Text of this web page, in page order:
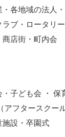
・各地域の法人
ブ・ロータリ
商店街・町内会
子ども会 ・ 保
アフタースクー
施設・卒園式